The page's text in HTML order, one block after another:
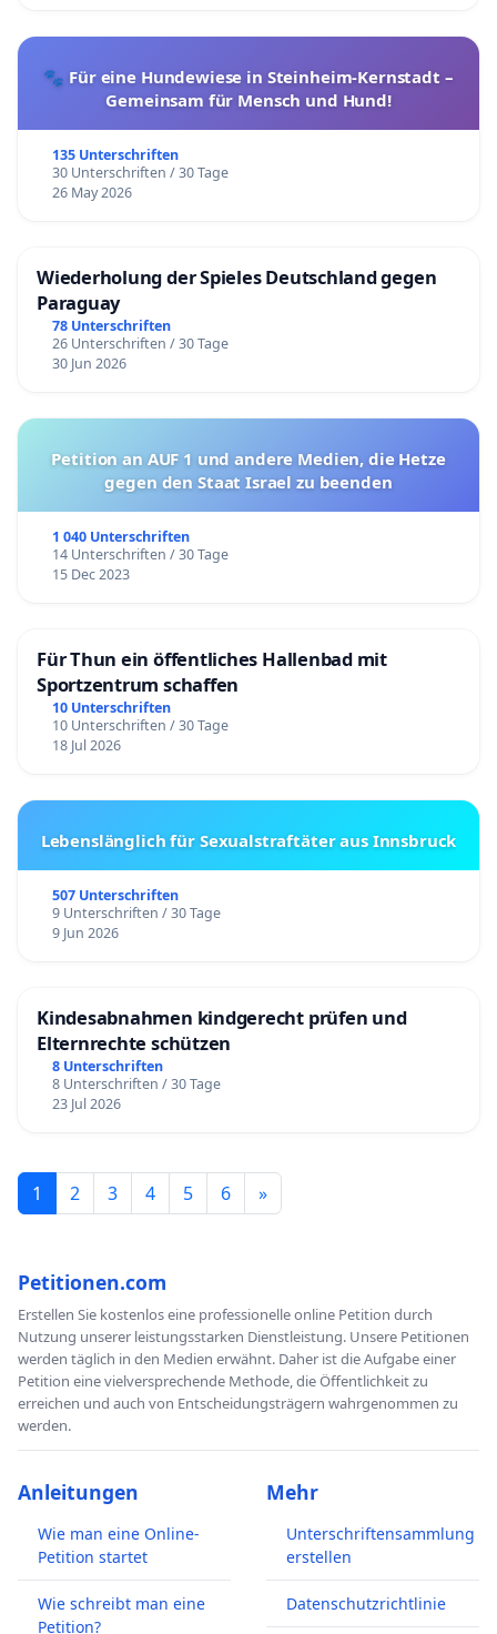
🐾 Für eine Hundewiese in Steinheim-Kernstadt –
Gemeinsam für Mensch und Hund!
135 Unterschriften
30 Unterschriften / 30 Tage
26 May 2026
Wiederholung der Spieles Deutschland gegen
Paraguay
78 Unterschriften
26 Unterschriften / 30 Tage
30 Jun 2026
Petition an AUF 1 und andere Medien, die Hetze
gegen den Staat Israel zu beenden
1 040 Unterschriften
14 Unterschriften / 30 Tage
15 Dec 2023
Für Thun ein öffentliches Hallenbad mit
Sportzentrum schaffen
10 Unterschriften
10 Unterschriften / 30 Tage
18 Jul 2026
Lebenslänglich für Sexualstraftäter aus Innsbruck
507 Unterschriften
9 Unterschriften / 30 Tage
9 Jun 2026
Kindesabnahmen kindgerecht prüfen und
Elternrechte schützen
8 Unterschriften
8 Unterschriften / 30 Tage
23 Jul 2026
1 2 3 4 5 6 »
Petitionen.com
Erstellen Sie kostenlos eine professionelle online Petition durch
Nutzung unserer leistungsstarken Dienstleistung. Unsere Petitionen
werden täglich in den Medien erwähnt. Daher ist die Aufgabe einer
Petition eine vielversprechende Methode, die Öffentlichkeit zu
erreichen und auch von Entscheidungsträgern wahrgenommen zu
werden.
Anleitungen
Wie man eine Online-
Petition startet
Wie schreibt man eine
Petition?
Mehr
Unterschriftensammlung
erstellen
Datenschutzrichtlinie